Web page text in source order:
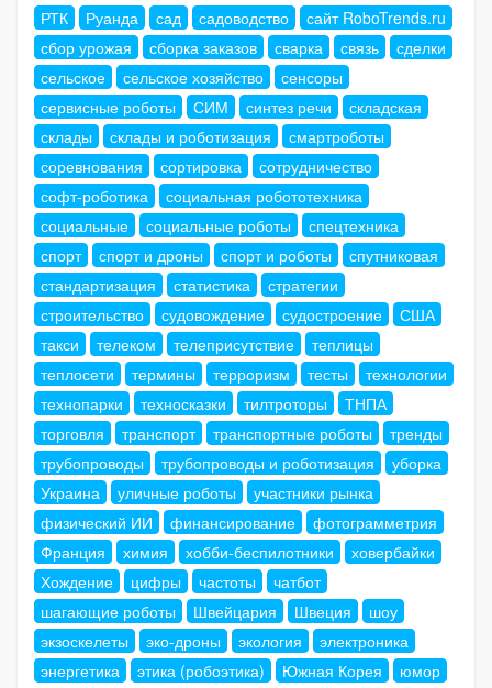
РТК
Руанда сад садоводство
сайт RoboTrends.ru
сбор урожая
сборка заказов сварка связь
сделки
сельское
сельское хозяйство
сенсоры
сервисные роботы
СИМ синтез речи
складская
склады
склады и роботизация
смартроботы
соревнования
сортировка
сотрудничество
софт-роботика
социальная робототехника
социальные
социальные роботы
спецтехника
спорт
спорт и дроны спорт и роботы
спутниковая
стандартизация
статистика
стратегии
строительство
судовождение судостроение
США
такси
телеком телеприсутствие
теплицы
теплосети
термины терроризм тесты
технологии
технопарки
техносказки тилтроторы
ТНПА
торговля
транспорт транспортные роботы
тренды
трубопроводы
трубопроводы и роботизация
уборка
Украина
уличные роботы
участники рынка
физический ИИ
финансирование
фотограмметрия
Франция
химия хобби-беспилотники
ховербайки
Хождение
цифры частоты
чатбот
шагающие роботы
Швейцария Швеция
шоу
экзоскелеты
эко-дроны экология
электроника
энергетика
этика (робоэтика) Южная Корея юмор